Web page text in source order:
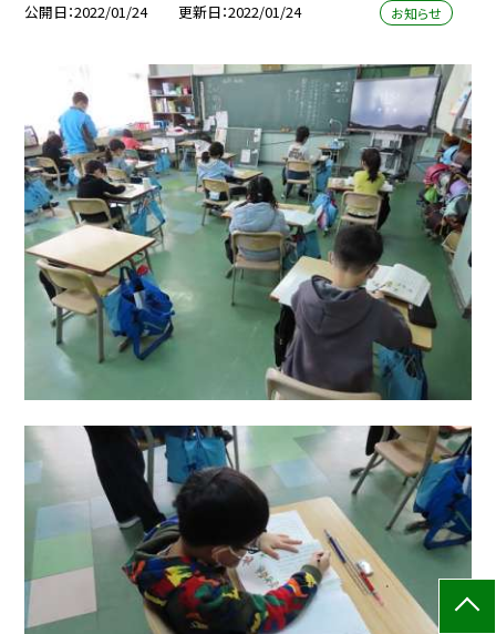
公開日 2022/01/24 更新日 2022/01/24 お知らせ